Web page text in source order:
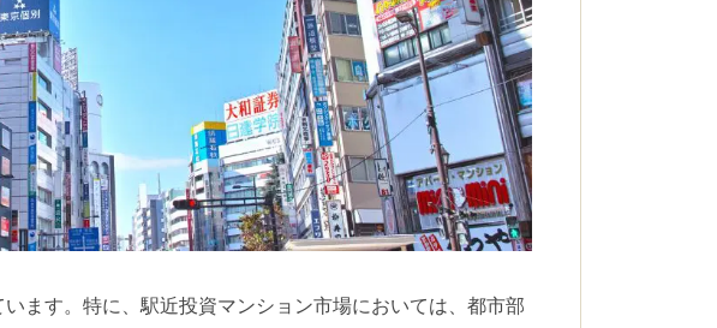
ます。特に、駅近投資マンション市場においては、都市部